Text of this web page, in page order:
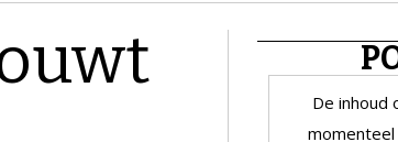
De inhoud